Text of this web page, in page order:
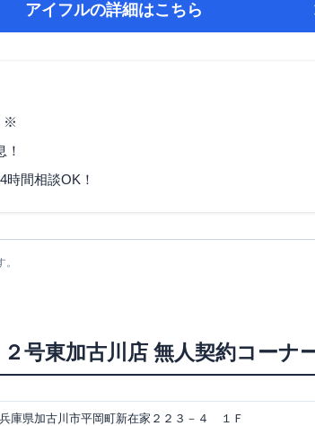
アイフルの詳細はこちら
※
間相談OK！
２号東加古川店 無人契約コーナ
兵庫県加古川市平岡町新在家２２３－４ １Ｆ